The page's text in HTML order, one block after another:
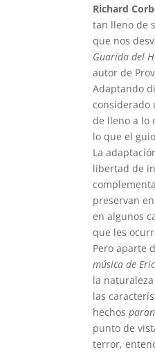
Richard
tan lleno de
que nos
Guarida del
autor de
Adaptando
considerado
de lleno a lo
lo que el
La
libertad de
preservan
en algunos
que les
Pero aparte
música de
la
las
hechos
punto de
terror,